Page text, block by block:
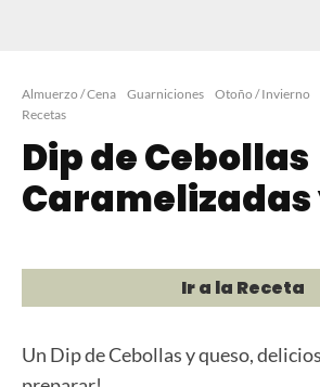
Almuerzo / Cena Guarniciones Otoño / Invierno
Recetas
Dip de Cebollas
Caramelizadas
Ir a la Receta
Un Dip de Cebollas y queso,